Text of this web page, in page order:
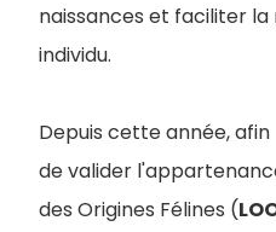
naissances et faciliter
individu.
Depuis cette année, afin
de valider
des Origines Félines (